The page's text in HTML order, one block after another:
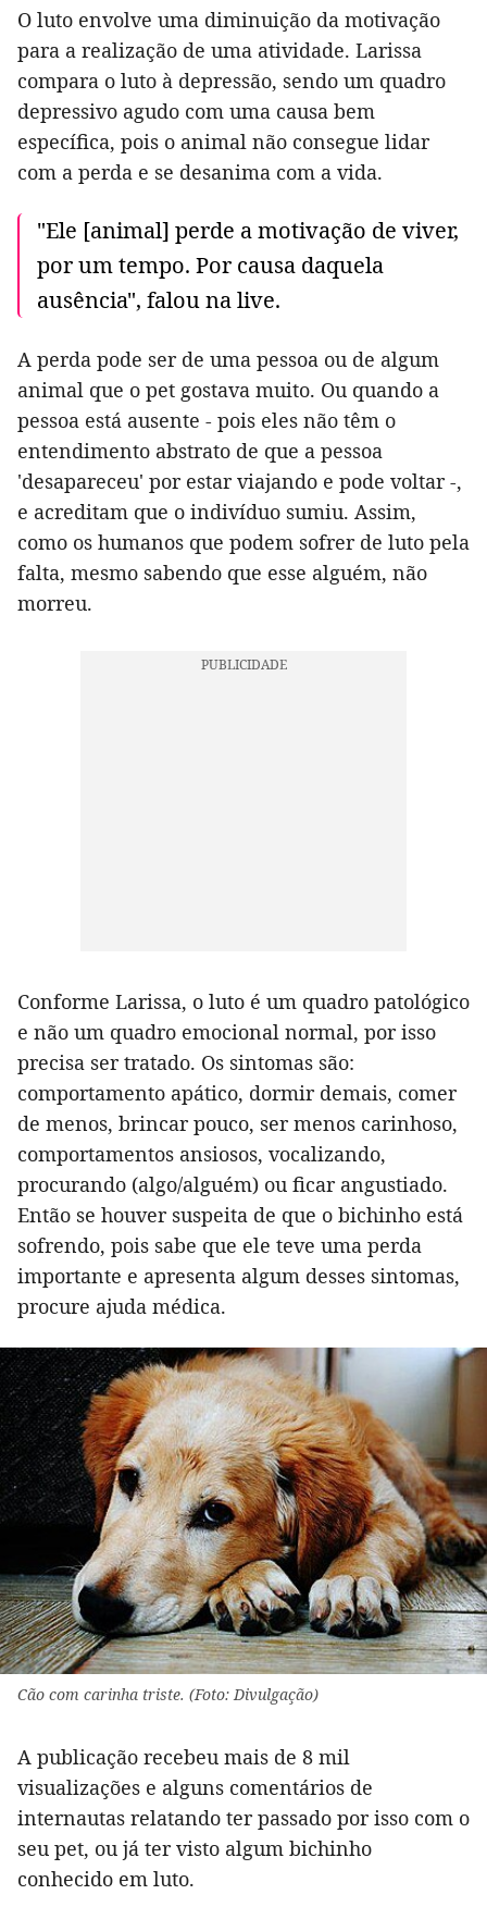
O luto envolve uma diminuição da motivação
para a realização de uma atividade. Larissa
compara o luto à depressão, sendo um quadro
depressivo agudo com uma causa bem
específica, pois o animal não consegue lidar
com a perda e se desanima com a vida.
"Ele [animal] perde a motivação de viver,
por um tempo. Por causa daquela
ausência", falou na live.
A perda pode ser de uma pessoa ou de algum
animal que o pet gostava muito. Ou quando a
pessoa está ausente - pois eles não têm o
entendimento abstrato de que a pessoa
'desapareceu' por estar viajando e pode voltar -,
e acreditam que o indivíduo sumiu. Assim,
como os humanos que podem sofrer de luto pela
falta, mesmo sabendo que esse alguém, não
morreu.
Conforme Larissa, o luto é um quadro patológico
e não um quadro emocional normal, por isso
precisa ser tratado. Os sintomas são:
comportamento apático, dormir demais, comer
de menos, brincar pouco, ser menos carinhoso,
comportamentos ansiosos, vocalizando,
procurando (algo/alguém) ou ficar angustiado.
Então se houver suspeita de que o bichinho está
sofrendo, pois sabe que ele teve uma perda
importante e apresenta algum desses sintomas,
procure ajuda médica.
Cão com carinha triste. (Foto: Divulgação)
A publicação recebeu mais de 8 mil
visualizações e alguns comentários de
internautas relatando ter passado por isso com o
seu pet, ou já ter visto algum bichinho
conhecido em luto.